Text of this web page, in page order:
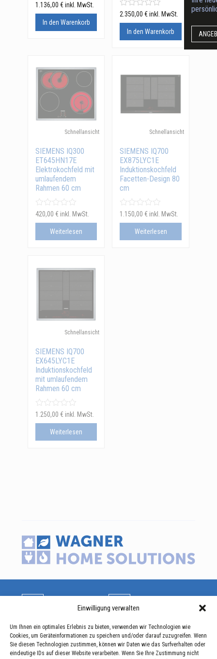
Einwilligung verwalten
Um Ihnen ein optimales Erlebnis zu bieten, verwenden wir Technologien wie
Cookies, um Geräteinformationen zu speichern und/oder darauf zuzugreifen. Wenn
Sie diesen Technologien zustimmen, können wir Daten wie das Surfverhalten oder
eindeutige IDs auf dieser Website verarbeiten. Wenn Sie Ihre Zustimmung nicht
1.136,00 € inkl. MwSt.
In den Warenkorb
2.350,00€ inkl. MwSt.
In den Warenkorb
Schnellansicht
SIEMENS IQ300
ET645HN17E
Elektrokochfeld mit
umlaufendem
Rahmen 60 cm
420,00 € inkl. MwSt.
Weiterlesen
Schnellansicht
SIEMENS IQ700
EX875LYC1E
Induktionskochfeld
Facetten-Design 80
cm
1.150,00 € inkl. MwSt.
Weiterlesen
Schnellansicht
SIEMENS IQ700
EX645LYC1E
Induktionskochfeld
mit umlaufendem
Rahmen 60 cm
1.250,00 € inkl. MwSt.
Weiterlesen
Kontakt
WAGNER Home Solutions S.A.
35, Z.A.E.R. Op der Héi
Soziale Netzwerke